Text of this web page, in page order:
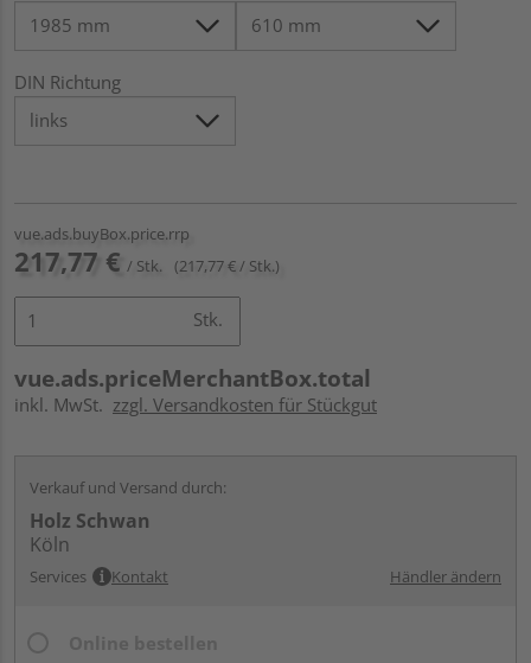
DIN Richtung
vue.ads.buyBox.price.rrp
217,77 € / Stk. (217,77 € / Stk.)
Stk.
vue.ads.priceMerchantBox.total
inkl. MwSt. zzgl. Versandkosten für Stückgut
Verkauf und Versand durch:
Holz Schwan
Köln
Services Kontakt Händler ändern